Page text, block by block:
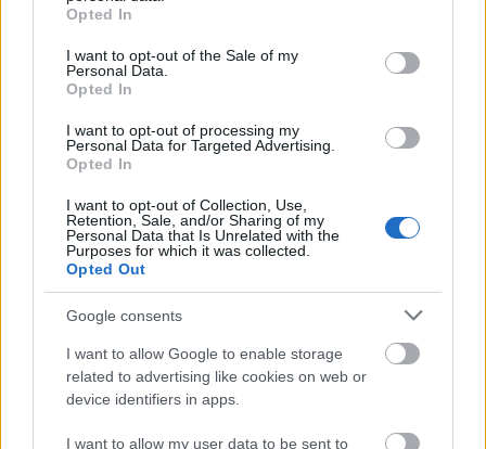
use your data for below specified purposes in below Google
consent section.
Opted In
I want to opt-out of the Sale of my
Personal Data.
Opted In
I want to opt-out of processing my
Personal Data for Targeted Advertising.
Opted In
I want to opt-out of Collection, Use,
Retention, Sale, and/or Sharing of my
Personal Data that Is Unrelated with the
Purposes for which it was collected.
Opted Out
Google consents
I want to allow Google to enable storage
related to advertising like cookies on web or
device identifiers in apps.
I want to allow my user data to be sent to
CrossFit, bekend vir sy hoë-intensiteit funksionele
opleiding, bied talle gesondheidsvoordele. Tog kan
hierdie veeleisende aard tot sekere
beseringsrisiko's lei. Onlangse studies toon 'n
algehele beseringskoers van 19,4 beserings per 1
000 oefenure. Algemene beserings sluit in
tendinopatieë, wat die skouer en elmboog aantas,
sowel as lae rugpyn en kniebeserings.
Beginners ondervind dikwels hoër beseringsyfers,
met diegene met minder as ses maande se CrossFit-
ervaring wat die grootste risiko loop. Dit
beklemtoon die behoefte aan effektiewe strategieë
vir beseringsvoorkoming. Behoorlike tegniek en
veiligheid te verbeter en risiko's te verminder.
Opleiding onder leiding van gekwalifiseerde